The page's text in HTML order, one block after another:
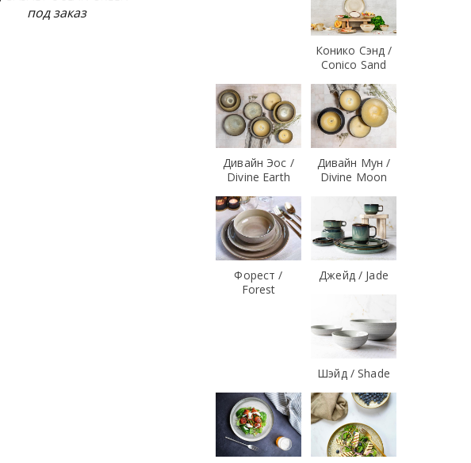
Конико Сэнд /
Conico Sand
Дивайн Эос /
Divine Earth
Дивайн Мун /
Divine Moon
Форест /
Forest
Джейд / Jade
Шэйд / Shade
под заказ